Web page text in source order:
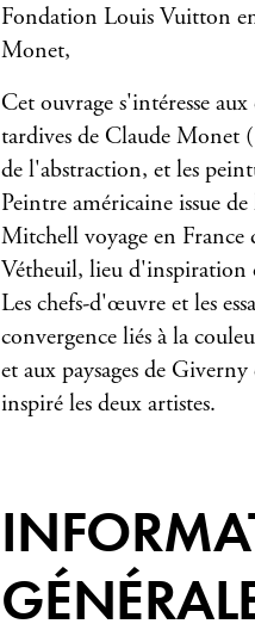
Fondation Louis Vuitton
Monet,
Cet ouvrage s'intéresse
tardives de Claude Monet
de l'abstraction, et les
Peintre américaine issue
Mitchell voyage en France
Vétheuil, lieu d'inspiration
Les chefs-d'œuvre et les
convergence liés à la
et aux paysages de
inspiré les deux artistes.